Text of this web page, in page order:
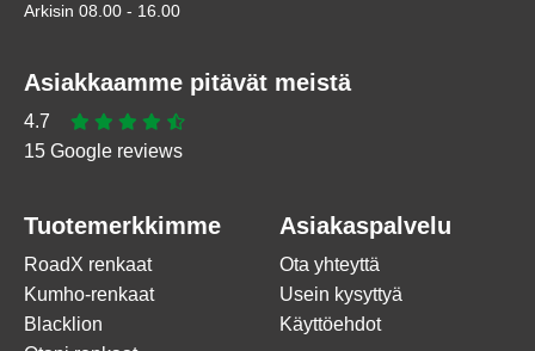
Arkisin 08.00 - 16.00
Asiakkaamme pitävät meistä
4.7
15 Google reviews
Tuotemerkkimme
RoadX renkaat
Kumho-renkaat
Blacklion
Asiakaspalvelu
Ota yhteyttä
Usein kysyttyä
Käyttöehdot